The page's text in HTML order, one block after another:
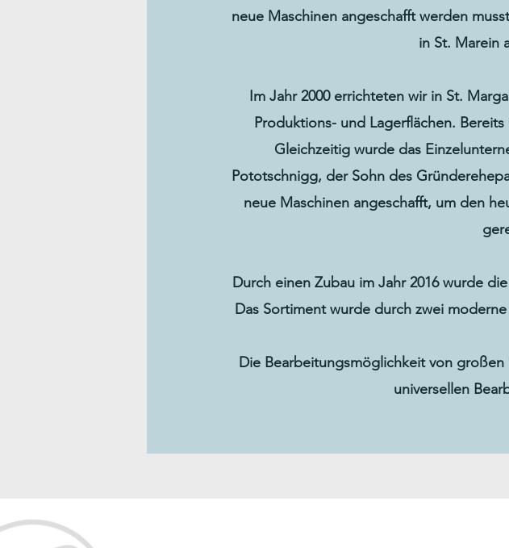
neue Maschinen angeschafft werden
in St. Marein
Im Jahr 2000 errichteten wir in St.
Produktions- und Lagerflächen.
Gleichzeitig wurde das
Pototschnigg, der Sohn des
neue Maschinen angeschafft, um den
Durch einen Zubau im Jahr 2016 wurde
Das Sortiment wurde durch zwei
Die Bearbeitungsmöglichkeit von
universellen